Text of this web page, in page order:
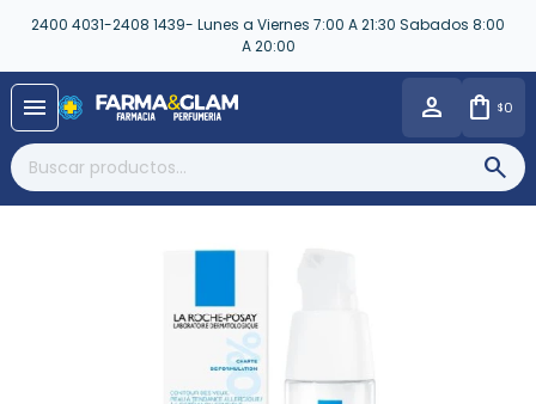
2400 4031-2408 1439- Lunes a Viernes 7:00 A 21:30 Sabados 8:00
A 20:00
menu $0